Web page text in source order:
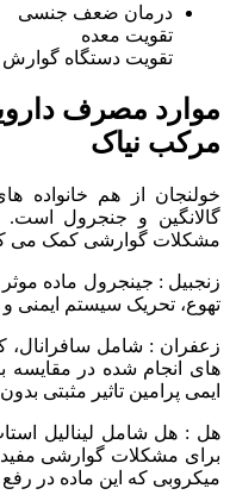
درمان ضعف جنسی
تقویت معده
تقویت دستگاه گوارش
موارد مصرف
مرکب نیاک
خولنجان از هم خانواده
گالانگین و جنجرول
مشکلات گوارشی کمک می
زنجبیل : جینجرول ماده
تهوع، تحریک سیستم ایمنی و
زعفران : شامل
های انجام شده در مقایسه
ایمی پرامین تاثیر مثبتی
هل : هل شامل لینالیل
برای مشکلات گوارشی
میکروبی که این ماده در